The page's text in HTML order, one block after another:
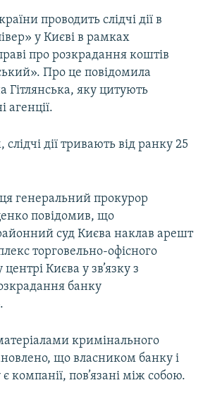
проводить слідчі дії в
у Києві в рамках
про розкрадання коштів
Про це повідомила
Гітлянська, яку цитують
агенції.
дії тривають від ранку 25
генеральний прокурор
повідомив, що
суд Києва наклав арешт
торговельно-офісного
Києва у зв’язку з
банку
кримінального
що власником банку і
компанії, пов’язані між собою.